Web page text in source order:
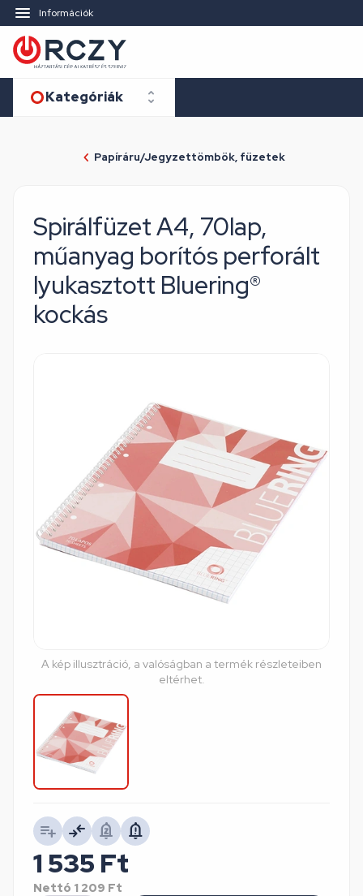
Információk
Kategóriák
Papíráru/Jegyzettömbök, füzetek
Spirálfüzet A4, 70lap,
műanyag borítós perforált
lyukasztott Bluering®
kockás
A kép illusztráció, a valóságban a termék részleteiben
eltérhet.
1 535 Ft
Nettó 1 209 Ft